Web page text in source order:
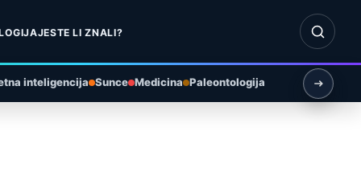
JESTE LI ZNALI?
Otvori
inteligencija Sunce Medicina Paleontologija